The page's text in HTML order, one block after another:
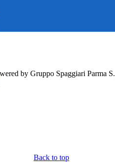
by Gruppo Spaggiari
Back to top